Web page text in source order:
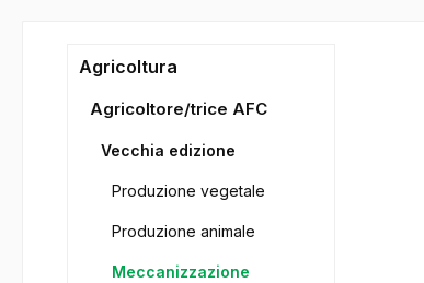
Agricoltura
Agricoltore/trice AFC
Vecchia edizione
Produzione vegetale
Produzione animale
Meccanizzazione